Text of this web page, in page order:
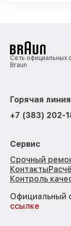
Сеть официальных
Braun
Горячая линия
+7 (383) 202-
Сервис
Срочный
Контакты
Контроль
Официальный
ссылке